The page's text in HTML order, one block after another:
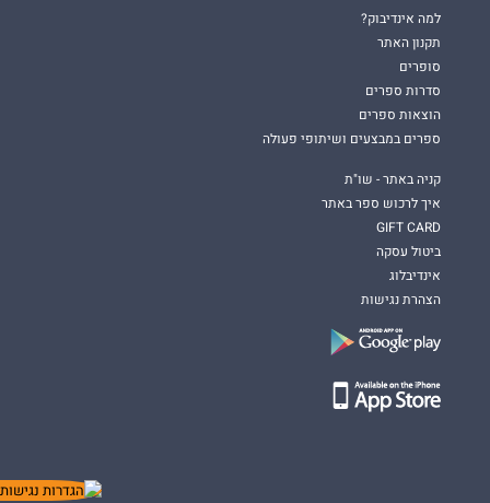
למה אינדיבוק?
תקנון האתר
סופרים
סדרות ספרים
הוצאות ספרים
ספרים במבצעים ושיתופי פעולה
קניה באתר - שו"ת
איך לרכוש ספר באתר
GIFT CARD
ביטול עסקה
אינדיבלוג
הצהרת נגישות